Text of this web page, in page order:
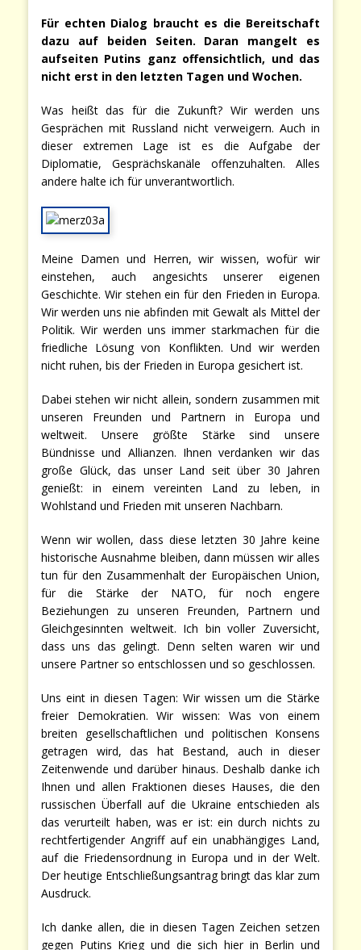
Für echten Dialog braucht es die Bereitschaft
dazu auf beiden Seiten. Daran mangelt es
aufseiten Putins ganz offensichtlich, und das
nicht erst in den letzten Tagen und Wochen.
Was heißt das für die Zukunft? Wir werden uns
Gesprächen mit Russland nicht verweigern. Auch in
dieser extremen Lage ist es die Aufgabe der
Diplomatie, Gesprächskanäle offenzuhalten. Alles
andere halte ich für unverantwortlich.
Meine Damen und Herren, wir wissen, wofür wir
einstehen, auch angesichts unserer eigenen
Geschichte. Wir stehen ein für den Frieden in Europa.
Wir werden uns nie abfinden mit Gewalt als Mittel der
Politik. Wir werden uns immer starkmachen für die
friedliche Lösung von Konflikten. Und wir werden
nicht ruhen, bis der Frieden in Europa gesichert ist.
Dabei stehen wir nicht allein, sondern zusammen mit
unseren Freunden und Partnern in Europa und
weltweit. Unsere größte Stärke sind unsere
Bündnisse und Allianzen. Ihnen verdanken wir das
große Glück, das unser Land seit über 30 Jahren
genießt: in einem vereinten Land zu leben, in
Wohlstand und Frieden mit unseren Nachbarn.
Wenn wir wollen, dass diese letzten 30 Jahre keine
historische Ausnahme bleiben, dann müssen wir alles
tun für den Zusammenhalt der Europäischen Union,
für die Stärke der NATO, für noch engere
Beziehungen zu unseren Freunden, Partnern und
Gleichgesinnten weltweit. Ich bin voller Zuversicht,
dass uns das gelingt. Denn selten waren wir und
unsere Partner so entschlossen und so geschlossen.
Uns eint in diesen Tagen: Wir wissen um die Stärke
freier Demokratien. Wir wissen: Was von einem
breiten gesellschaftlichen und politischen Konsens
getragen wird, das hat Bestand, auch in dieser
Zeitenwende und darüber hinaus. Deshalb danke ich
Ihnen und allen Fraktionen dieses Hauses, die den
russischen Überfall auf die Ukraine entschieden als
das verurteilt haben, was er ist: ein durch nichts zu
rechtfertigender Angriff auf ein unabhängiges Land,
auf die Friedensordnung in Europa und in der Welt.
Der heutige Entschließungsantrag bringt das klar zum
Ausdruck.
Ich danke allen, die in diesen Tagen Zeichen setzen
gegen Putins Krieg und die sich hier in Berlin und